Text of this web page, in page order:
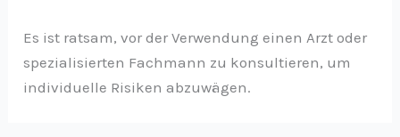
Es ist ratsam, vor der Verwendung einen Arzt oder
spezialisierten Fachmann zu konsultieren, um
individuelle Risiken abzuwägen.